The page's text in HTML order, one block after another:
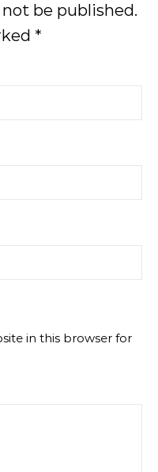
be published.
*
in this browser for